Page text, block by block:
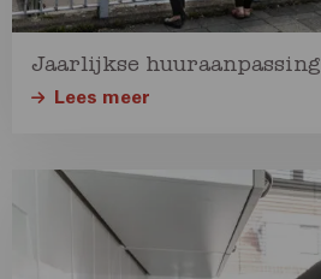
Jaarlijkse huuraanpassing
Lees meer
Lees